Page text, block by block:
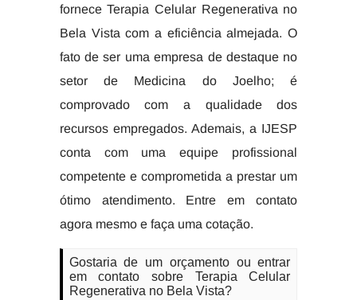
fornece Terapia Celular Regenerativa no
Bela Vista com a eficiência almejada. O
fato de ser uma empresa de destaque no
setor de Medicina do Joelho; é
comprovado com a qualidade dos
recursos empregados. Ademais, a IJESP
conta com uma equipe profissional
competente e comprometida a prestar um
ótimo atendimento. Entre em contato
agora mesmo e faça uma cotação.
Gostaria de um orçamento ou entrar
em contato sobre Terapia Celular
Regenerativa no Bela Vista?